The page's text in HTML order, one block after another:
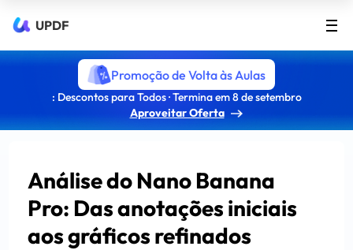
UPDF
Promoção de Volta às Aulas
: Descontos para Todos · Termina em 8 de setembro
Aproveitar Oferta
Análise do Nano Banana
Pro: Das anotações iniciais
aos gráficos refinados